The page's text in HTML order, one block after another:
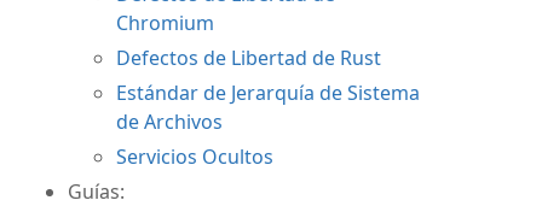
Chromium
Defectos de Libertad de Rust
Estándar de Jerarquía de Sistema
de Archivos
Servicios Ocultos
Guías: